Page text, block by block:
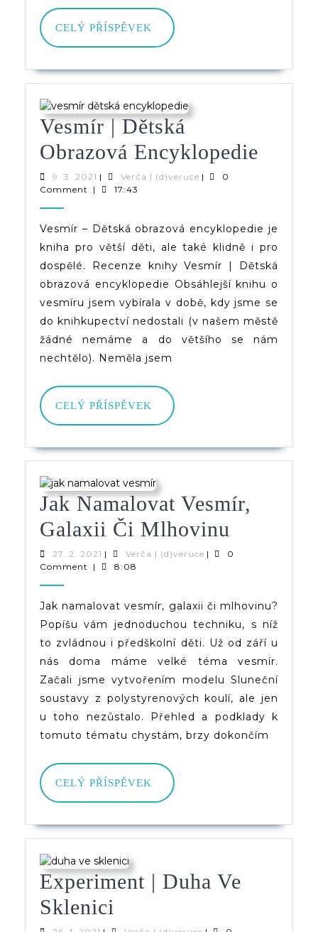
CELÝ PŘÍSPĚVEK
CELÝ
PŘÍSPĚVEK
Vesmír | Dětská
Obrazová Encyklopedie
9. 3. 2021 9.
3.
| Verča | (d)veruceVerča
|
0
Comment
| 17:43
Vesmír – Dětská obrazová encyklopedie je
kniha pro větší děti, ale také klidně i pro
dospělé. Recenze knihy Vesmír | Dětská
obrazová encyklopedie Obsáhlejší knihu o
vesmíru jsem vybírala v době, kdy jsme se
do knihkupectví nedostali (v našem městě
žádné nemáme a do většího se nám
nechtělo). Neměla jsem
CELÝ PŘÍSPĚVEK
CELÝ
PŘÍSPĚVEK
Jak Namalovat Vesmír,
Galaxii Či Mlhovinu
Galaxii
Či
Mlhovinu
27. 2. 2021 27.
2.
| Verča | (d)veruceVerča
|
0
Comment
| 8:08
Jak namalovat vesmír, galaxii či mlhovinu?
Popíšu vám jednoduchou techniku, s níž
to zvládnou i předškolní děti. Už od září u
nás doma máme velké téma vesmír.
Začali jsme vytvořením modelu Sluneční
soustavy z polystyrenových koulí, ale jen
u toho nezůstalo. Přehled a podklady k
tomuto tématu chystám, brzy dokončím
CELÝ PŘÍSPĚVEK
CELÝ
PŘÍSPĚVEK
Experiment | Duha Ve
Sklenici